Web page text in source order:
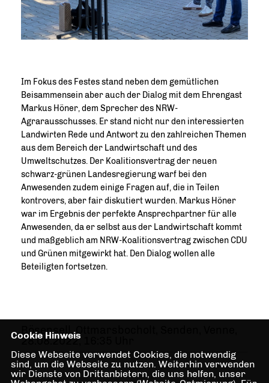
Im Fokus des Festes stand neben dem gemütlichen
Beisammensein aber auch der Dialog mit dem Ehrengast
Markus Höner, dem Sprecher des NRW-
Agrarausschusses. Er stand nicht nur den interessierten
Landwirten Rede und Antwort zu den zahlreichen Themen
aus dem Bereich der Landwirtschaft und des
Umweltschutzes. Der Koalitionsvertrag der neuen
schwarz-grünen Landesregierung warf bei den
Anwesenden zudem einige Fragen auf, die in Teilen
kontrovers, aber fair diskutiert wurden. Markus Höner
war im Ergebnis der perfekte Ansprechpartner für alle
Anwesenden, da er selbst aus der Landwirtschaft kommt
und maßgeblich am NRW-Koalitionsvertrag zwischen CDU
und Grünen mitgewirkt hat. Den Dialog wollen alle
Beteiligten fortsetzen.
Bösensell, Ottmarsbocholt, Senden, Venne,
28.08.2022, 16:35 Uhr
Cookie Hinweis
Diese Webseite verwendet Cookies, die notwendig
sind, um die Webseite zu nutzen. Weiterhin verwenden
wir Dienste von Drittanbietern, die uns helfen, unser